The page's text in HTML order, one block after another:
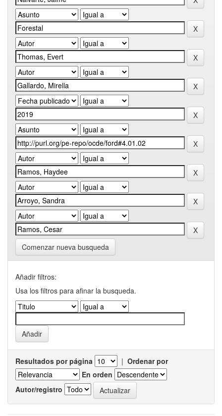
Comenzar nueva busqueda
Añadir filtros:
Usa los filtros para afinar la busqueda.
Resultados por página | Ordenar por
En orden
Autor/registro